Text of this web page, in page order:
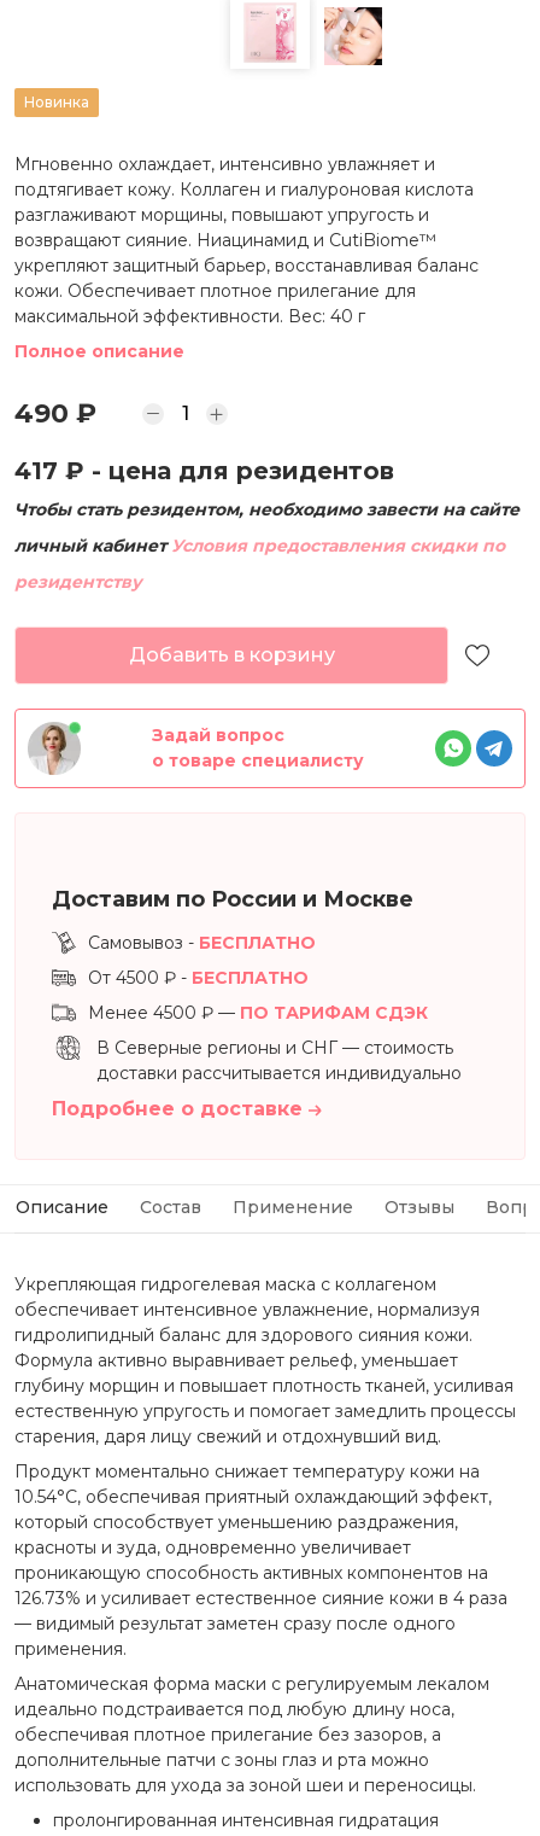
Новинка
Мгновенно охлаждает, интенсивно увлажняет и
подтягивает кожу. Коллаген и гиалуроновая кислота
разглаживают морщины, повышают упругость и
возвращают сияние. Ниацинамид и CutiBiome™
укрепляют защитный барьер, восстанавливая баланс
кожи. Обеспечивает плотное прилегание для
максимальной эффективности. Вес: 40 г
Полное описание
490 ₽
417 ₽ - цена для резидентов
Чтобы стать резидентом, необходимо завести на сайте
личный кабинетУсловия предоставления скидки по
резидентству
Добавить в корзину
Задай вопрос
о товаре специалисту
Доставим по России и Москве
Самовывоз - БЕСПЛАТНО
От 4500 ₽ - БЕСПЛАТНО
Менее 4500 ₽ — ПО ТАРИФАМ СДЭК
В Северные регионы и СНГ — стоимость
доставки рассчитывается индивидуально
Подробнее о доставке
Описание Состав Применение Отзывы
Укрепляющая гидрогелевая маска с коллагеном
обеспечивает интенсивное увлажнение, нормализуя
гидролипидный баланс для здорового сияния кожи.
Формула активно выравнивает рельеф, уменьшает
глубину морщин и повышает плотность тканей, усиливая
естественную упругость и помогает замедлить процессы
старения, даря лицу свежий и отдохнувший вид.
Продукт моментально снижает температуру кожи на
10.54°C, обеспечивая приятный охлаждающий эффект,
который способствует уменьшению раздражения,
красноты и зуда, одновременно увеличивает
проникающую способность активных компонентов на
126.73% и усиливает естественное сияние кожи в 4 раза
— видимый результат заметен сразу после одного
применения.
Анатомическая форма маски с регулируемым лекалом
идеально подстраивается под любую длину носа,
обеспечивая плотное прилегание без зазоров, а
дополнительные патчи с зоны глаз и рта можно
использовать для ухода за зоной шеи и переносицы.
пролонгированная интенсивная гидратация